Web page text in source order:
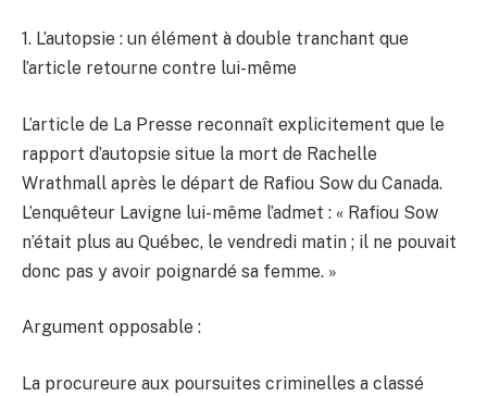
1. L’autopsie : un élément à double tranchant que
l’article retourne contre lui-même
L’article de La Presse reconnaît explicitement que le
rapport d’autopsie situe la mort de Rachelle
Wrathmall après le départ de Rafiou Sow du Canada.
L’enquêteur Lavigne lui-même l’admet : « Rafiou Sow
n’était plus au Québec, le vendredi matin ; il ne pouvait
donc pas y avoir poignardé sa femme. »
Argument opposable :
La procureure aux poursuites criminelles a classé